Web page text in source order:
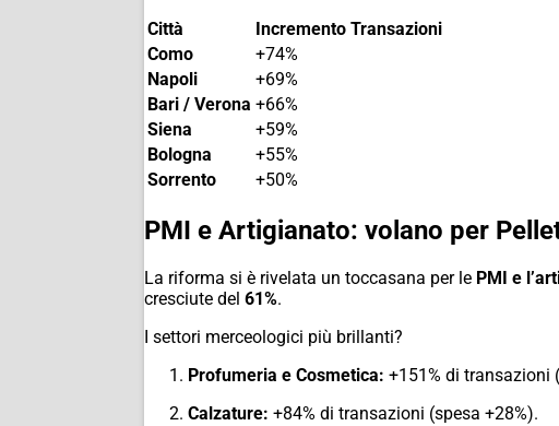
Città
Incremento Transazioni
Como
+74%
Napoli
+69%
Bari / Verona +66%
Siena
+59%
Bologna
+55%
Sorrento
+50%
PMI e Artigianato: volano per
La riforma si è rivelata un toccasana per le PMI e
cresciute del 61%.
I settori merceologici più brillanti?
Profumeria e Cosmetica: +151% di transazioni
Calzature: +84% di transazioni (spesa +28%).